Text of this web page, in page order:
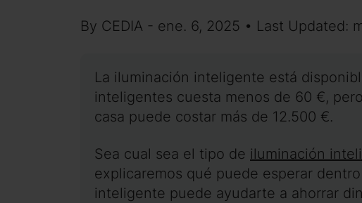
By CEDIA - ene. 6, 2025 • Last Updated:
La iluminación inteligente está
inteligentes cuesta menos de 60 €,
casa puede costar más de 12.500 €.
Sea cual sea el tipo de iluminación
explicaremos qué puede esperar
inteligente puede ayudarte a ahorrar